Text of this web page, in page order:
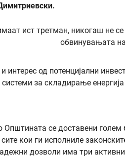
интерес од потенцијални
за складирање
Општината се доставени
кои ги исполниле
дозволи има три